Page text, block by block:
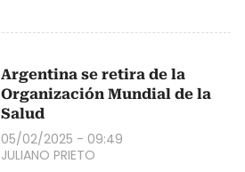
Argentina se retira de la
Organización Mundial de la
Salud
05/02/2025 - 09:49
JULIANO PRIETO